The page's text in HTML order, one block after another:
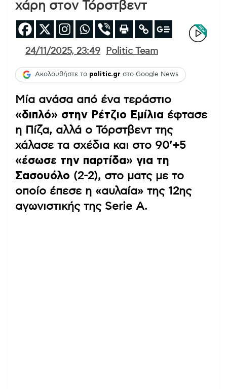
χάρη στον Τόρστβεντ
24/11/2025, 23:49 Politic Team
Ακολουθήστε το politic.gr στο Google News
Μία ανάσα από ένα τεράστιο
«διπλό» στην Ρέτζιο Εμίλια έφτασε
η Πίζα, αλλά ο Τόρστβεντ της
χάλασε τα σχέδια και στο 90’+5
«έσωσε την παρτίδα» για τη
Σασουόλο (2-2), στο ματς με το
οποίο έπεσε η «αυλαία» της 12ης
αγωνιστικής της Serie A.